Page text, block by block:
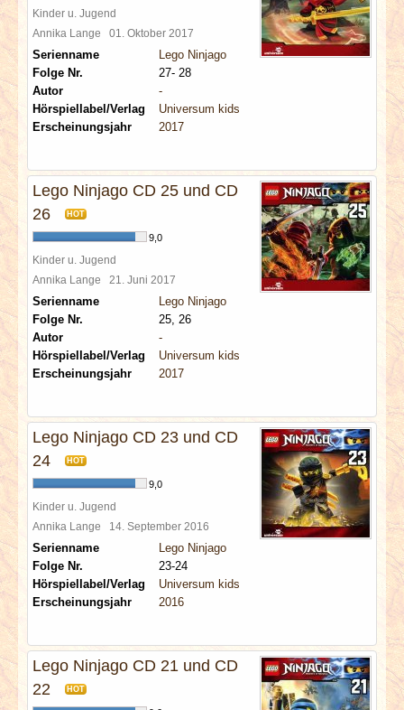
Kinder u. Jugend
Annika Lange 01. Oktober 2017
Serienname
Lego Ninjago
Folge Nr.
27- 28
Autor
-
Hörspiellabel/Verlag
Universum kids
Erscheinungsjahr
2017
Lego Ninjago CD 25 und CD
26
HOT
9,0
Kinder u. Jugend
Annika Lange 21. Juni 2017
Serienname
Lego Ninjago
Folge Nr.
25, 26
Autor
-
Hörspiellabel/Verlag
Universum kids
Erscheinungsjahr
2017
Lego Ninjago CD 23 und CD
24
HOT
9,0
Kinder u. Jugend
Annika Lange 14. September 2016
Serienname
Lego Ninjago
Folge Nr.
23-24
Hörspiellabel/Verlag
Universum kids
Erscheinungsjahr
2016
Lego Ninjago CD 21 und CD
22
HOT